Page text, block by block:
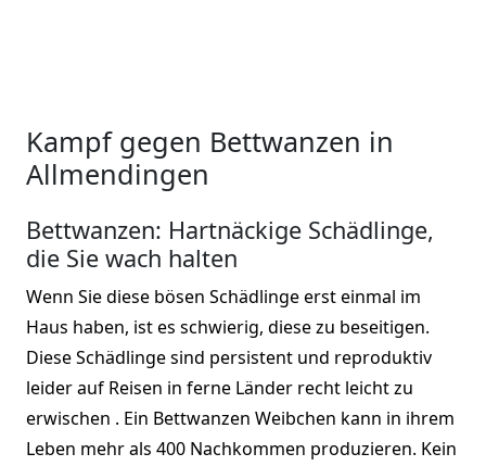
Kampf gegen Bettwanzen in
Allmendingen
Bettwanzen: Hartnäckige Schädlinge,
die Sie wach halten
Wenn Sie diese bösen Schädlinge erst einmal im
Haus haben, ist es schwierig, diese zu beseitigen.
Diese Schädlinge sind persistent und reproduktiv
leider auf Reisen in ferne Länder recht leicht zu
erwischen . Ein Bettwanzen Weibchen kann in ihrem
Leben mehr als 400 Nachkommen produzieren. Kein